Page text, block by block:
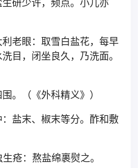
研少许，频点。小儿亦
老眼：取雪白盐花，每早
目，闭坐良久，乃洗面。
。（《外科精义》）
盐末、椒末等分。酢和敷
疮：熬盐绵裹熨之。